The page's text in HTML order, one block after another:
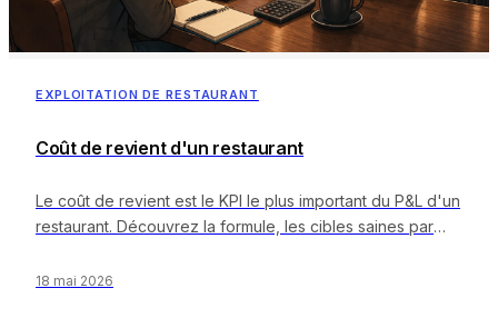
EXPLOITATION DE RESTAURANT
Coût de revient d'un restaurant
Le coût de revient est le KPI le plus important du P&L d'un
restaurant. Découvrez la formule, les cibles saines par
18 mai 2026